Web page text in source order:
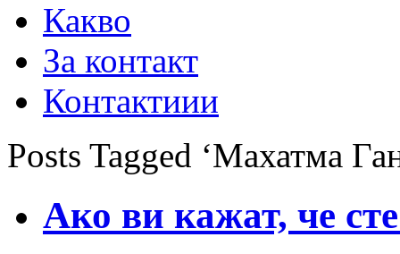
Какво
За контакт
Контактиии
Posts Tagged ‘Махатма
Ако ви кажат, че